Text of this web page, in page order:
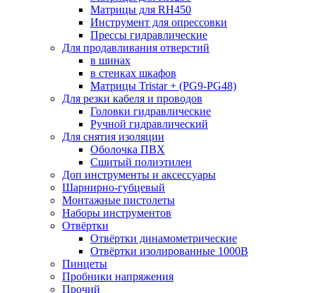
Матрицы для RH450
Инструмент для опрессовки
Прессы гидравлические
Для продавливания отверстий
в шинах
в стенках шкафов
Матрицы Tristar + (PG9-PG48)
Для резки кабеля и проводов
Головки гидравлические
Ручной гидравлический
Для снятия изоляции
Оболочка ПВХ
Сшитый полиэтилен
Доп инструменты и аксессуары
Шарнирно-губцевый
Монтажные пистолеты
Наборы инструментов
Отвёртки
Отвёртки динамометрические
Отвёртки изолированные 1000В
Пинцеты
Пробники напряжения
Прочий